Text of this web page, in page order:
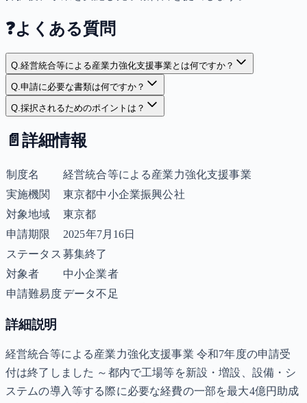
❓よくある質問
Q.経営統合等による産業力強化支援事業とは何ですか？
Q.申請に必要な書類は何ですか？
Q.採択されるためのポイントは？
📄 詳細情報
制度名
経営統合等による産業力強化支援事業
実施機関
東京都中小企業振興公社
対象地域
東京都
申請期限
2025年7月16日
ステータス 募集終了
対象者
中小企業者
申請難易度データ不足
詳細説明
経営統合等による産業力強化支援事業 令和7年度の申請受
付は終了しました ～都内で工場等を新設・増設、設備・シ
ステムの導入等する際に必要な経費の一部を最大4億円助成